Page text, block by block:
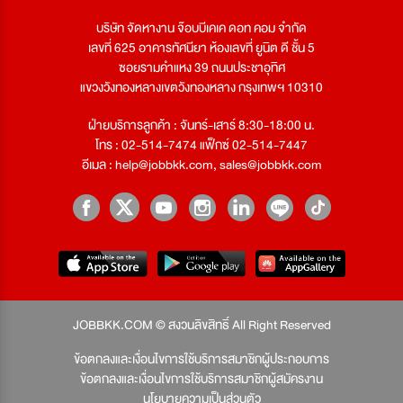
บริษัท จัดหางาน จ๊อบบีเคเค ดอท คอม จำกัด
เลขที่ 625 อาคารทัศนียา ห้องเลขที่ ยูนิต ดี ชั้น 5
ซอยรามคำแหง 39 ถนนประชาอุทิศ
แขวงวังทองหลางเขตวังทองหลาง กรุงเทพฯ 10310
ฝ่ายบริการลูกค้า : จันทร์-เสาร์ 8:30-18:00 น.
โทร : 02-514-7474 แฟ็กซ์ 02-514-7447
อีเมล :help@jobbkk.com,sales@jobbkk.com
JOBBKK.COM © สงวนลิขสิทธิ์ All Right Reserved
ข้อตกลงและเงื่อนไขการใช้บริการสมาชิกผู้ประกอบการ
ข้อตกลงและเงื่อนไขการใช้บริการสมาชิกผู้สมัครงาน